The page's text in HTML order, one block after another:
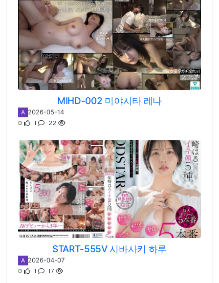
MIHD-002 미야시타 레나
A 2026-05-14
0 1 22
START-555V 시바사키 하루
A 2026-04-07
0 1 17